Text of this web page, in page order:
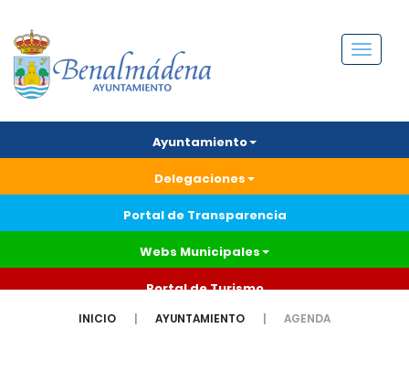
Menú
Ayuntamiento
Delegaciones
Portal de Transparencia
Webs Municipales
Portal de Turismo
INICIO AYUNTAMIENTO AGENDA